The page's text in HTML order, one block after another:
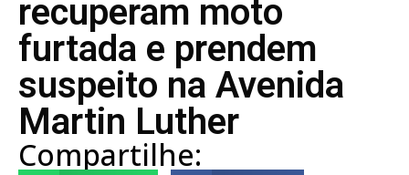
recuperam moto
furtada e prendem
suspeito na Avenida
Martin Luther
Compartilhe: